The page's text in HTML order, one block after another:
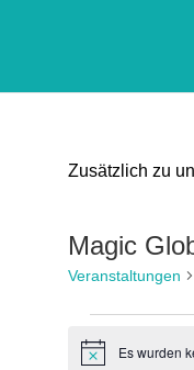
Zusätzlich zu
Magic
Veranstaltungen
HinweisEs wurden